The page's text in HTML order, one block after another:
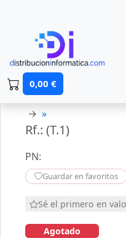
0,00 €
→ »
Rf.: (T.1)
PN:
Guardar en favoritos
Sé el primero en
Agotado